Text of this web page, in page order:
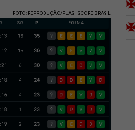
FOTO: REPRODUÇÃO/FLASHSCORE BRASIL